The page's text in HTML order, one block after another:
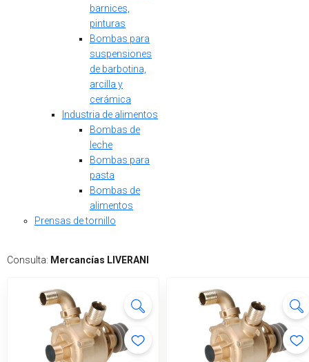
barnices,
pinturas
Bombas para
suspensiones
de barbotina,
arcilla y
cerámica
Industria de alimentos
Bombas de
leche
Bombas para
pasta
Bombas de
alimentos
Prensas de tornillo
Consulta: Mercancías LIVERANI